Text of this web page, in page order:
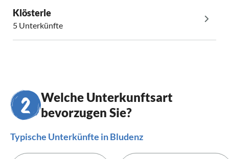
Klösterle
5 Unterkünfte
Welche Unterkunftsart
bevorzugen Sie?
Typische Unterkünfte in Bludenz